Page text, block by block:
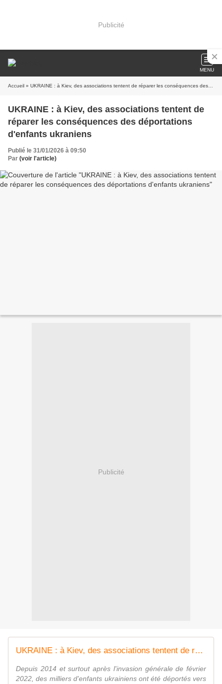
Publicité
MENU
Accueil » UKRAINE : à Kiev, des associations tentent de réparer les conséquences des déportations d'enfants ukraniens
UKRAINE : à Kiev, des associations tentent de
réparer les conséquences des déportations
d'enfants ukraniens
Publié le 31/01/2026 à 09:50
Par (voir l'article)
Publicité
UKRAINE : à Kiev, des associations tentent de réparer les conséquences des déportations d'enfants ukraniens
Depuis 2014 et surtout après l'invasion générale de février
2022, des milliers d'enfants ukrainiens ont été déportés vers